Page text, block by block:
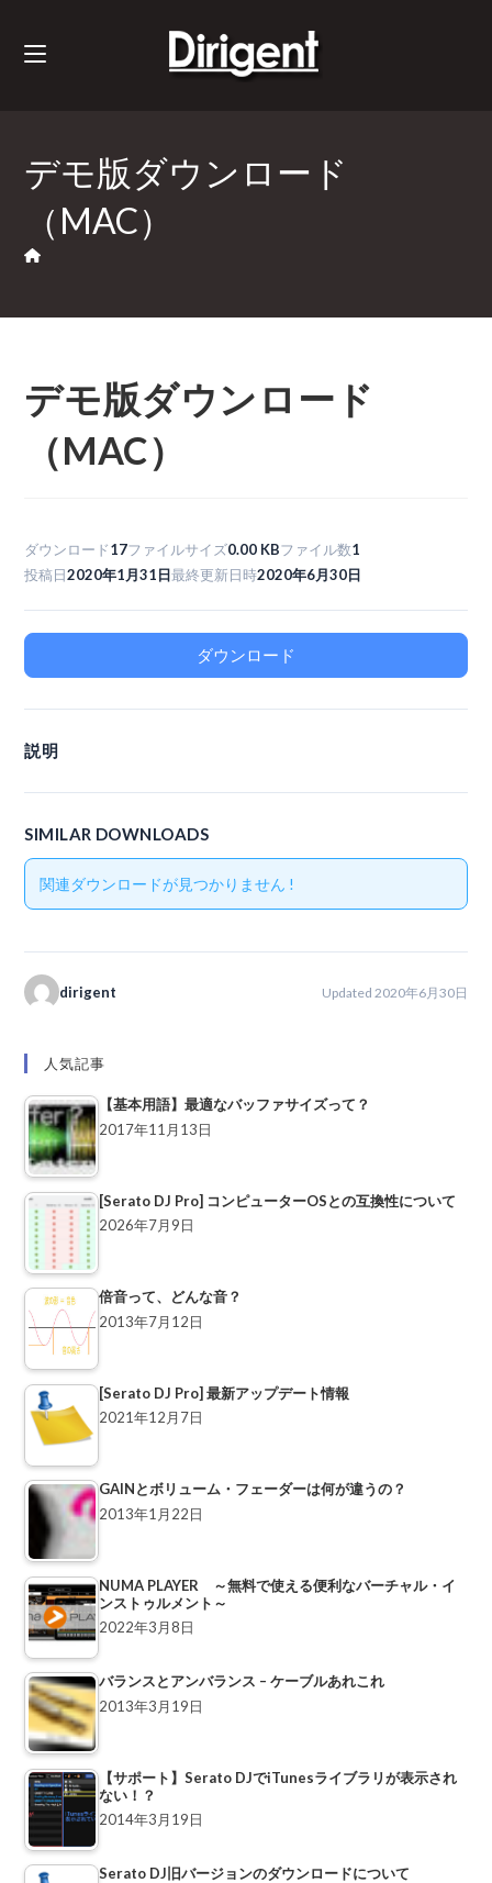
デモ版ダウンロード
（MAC）
デモ版ダウンロード
（MAC）
ダウンロード17ファイルサイズ0.00 KBファイル数1
投稿日2020年1月31日最終更新日時2020年6月30日
ダウンロード
説明
SIMILAR DOWNLOADS
関連ダウンロードが見つかりません !
dirigent Updated 2020年6月30日
人気記事
【基本用語】最適なバッファサイズって？
2017年11月13日
[Serato DJ Pro] コンピューターOSとの互換性について
2026年7月9日
倍音って、どんな音？
2013年7月12日
[Serato DJ Pro] 最新アップデート情報
2021年12月7日
GAINとボリューム・フェーダーは何が違うの？
2013年1月22日
NUMA PLAYER ～無料で使える便利なバーチャル・イ
ンストゥルメント～
2022年3月8日
バランスとアンバランス – ケーブルあれこれ
2013年3月19日
【サポート】Serato DJでiTunesライブラリが表示され
ない！？
2014年3月19日
Serato DJ旧バージョンのダウンロードについて